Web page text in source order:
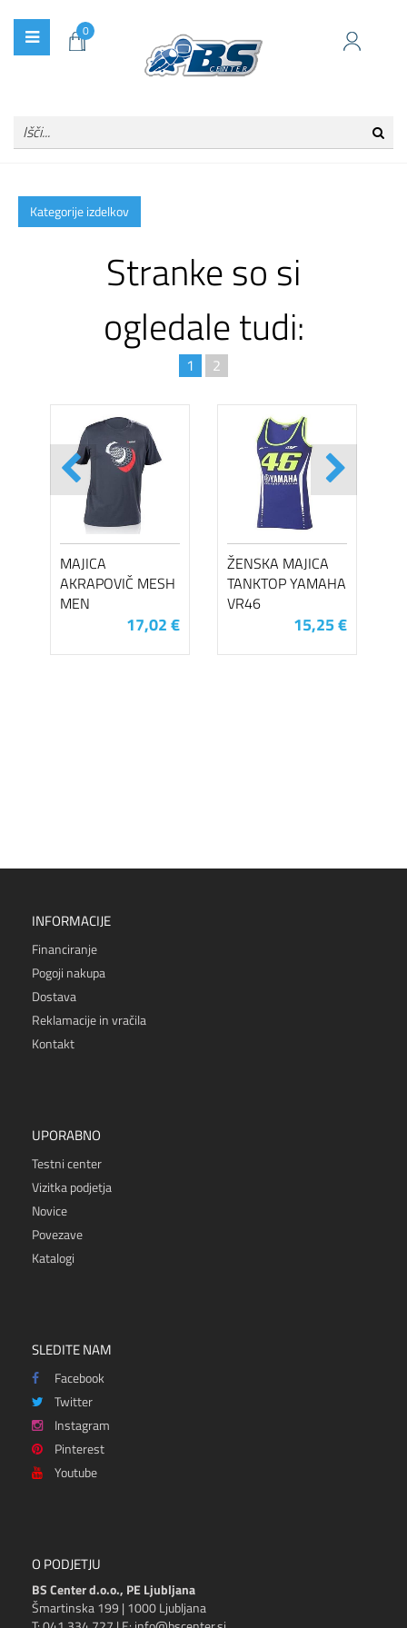
0
Kategorije izdelkov
Stranke so si
ogledale tudi:
1 2
MAJICA
AKRAPOVIČ MESH
MEN
17,02 €
ŽENSKA MAJICA
TANKTOP YAMAHA
VR46
15,25 €
INFORMACIJE
Financiranje
Pogoji nakupa
Dostava
Reklamacije in vračila
Kontakt
UPORABNO
Testni center
Vizitka podjetja
Novice
Povezave
Katalogi
SLEDITE NAM
Facebook
Twitter
Instagram
Pinterest
Youtube
O PODJETJU
BS Center d.o.o., PE Ljubljana
Šmartinska 199 | 1000 Ljubljana